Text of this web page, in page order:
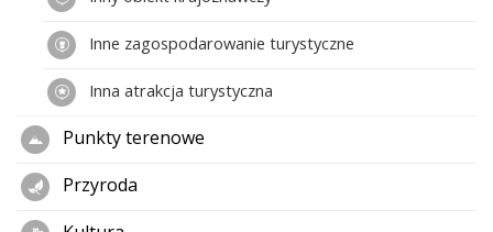
Inne zagospodarowanie turystyczne
Inna atrakcja turystyczna
Punkty terenowe
Przyroda